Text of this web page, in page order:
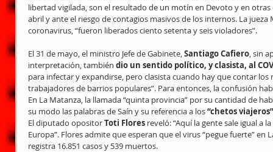
libertad vigilada, son el resultado de un motín en Devoto y en
abril y ante el riesgo de contagios masivos de los internos. La
coronavirus, “fueron liberados ciento setenta y seis violadores”.
El 31 de mayo, el ministro Jefe de Gabinete, Santiago Cafiero, sin
interpretación, también dio un sentido político, y clasista, al
para infectar y expandirse, pero clasista cuando hay que contar
trabajadores de barrios populares”. Para entonces, la confusión
En La Matanza, la llamada “quinta provincia” por su cantidad de
su modo las palabras de Saín y su referencia a los “chetos
El diputado opositor Toti Flores reveló: “Aquí la gente sale igual a
Europa”. Flores admite que esperan que el virus “pegue fuerte” en
registra 16.851 casos y 539 muertos.